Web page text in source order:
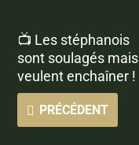
📺 Les stéphanois
sont soulagés mais
veulent enchaîner !
PRÉCÉDENT